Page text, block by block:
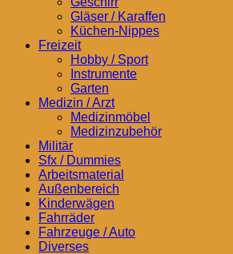
Gläser / Karaffen
Küchen-Nippes
Freizeit
Hobby / Sport
Instrumente
Garten
Medizin / Arzt
Medizinmöbel
Medizinzubehör
Militär
Sfx / Dummies
Arbeitsmaterial
Außenbereich
Kinderwägen
Fahrräder
Fahrzeuge / Auto
Diverses